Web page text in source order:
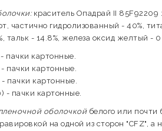
краситель Опадрай II 85F92209
частично гидролизованный - 40%,
тальк - 14.8%, железа оксид желтый -
пачки картонные.
пачки картонные.
пачки картонные.
- пачки картонные.
оболочкойбелого или почти
на одной из сторон "CFZ", а